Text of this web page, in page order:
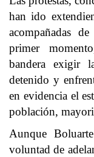
han ido
acompañadas
primer
bandera exigir
detenido y
en evidencia el
población,
Aunque
voluntad de